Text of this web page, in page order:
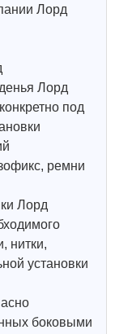
Лорд
Лорд
под
ремни
Лорд
нитки,
установки
боковыми